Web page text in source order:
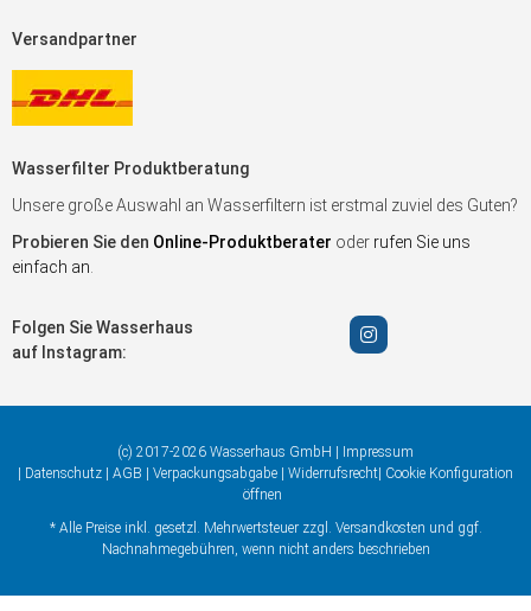
Versandpartner
Wasserfilter Produktberatung
Unsere große Auswahl an Wasserfiltern ist erstmal zuviel des Guten?
Probieren Sie den Online-Produktberater oder rufen Sie uns
einfach an.
Folgen Sie Wasserhaus
auf Instagram:
(c) 2017-2026 Wasserhaus GmbH |
Impressum
Datenschutz AGB Verpackungsabgabe Widerrufsrecht Cookie Konfiguration
öffnen
* Alle Preise inkl. gesetzl. Mehrwertsteuer zzgl. Versandkosten und ggf.
Nachnahmegebühren, wenn nicht anders beschrieben